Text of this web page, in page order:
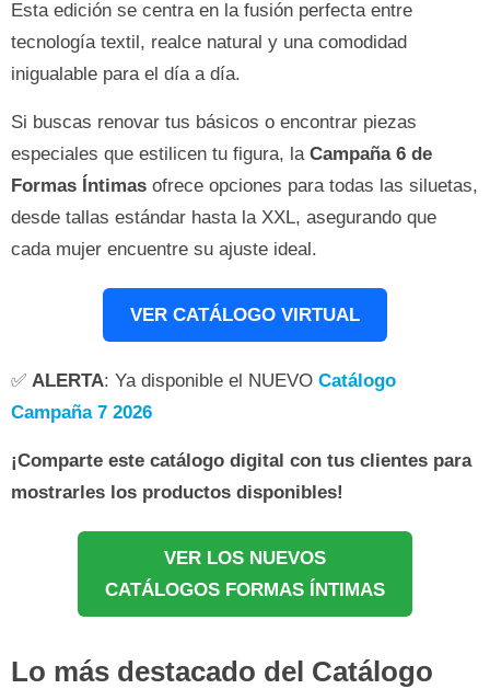
Esta edición se centra en la fusión perfecta entre
tecnología textil, realce natural y una comodidad
inigualable para el día a día.
Si buscas renovar tus básicos o encontrar piezas
especiales que estilicen tu figura, la Campaña 6 de
Formas Íntimas ofrece opciones para todas las siluetas,
desde tallas estándar hasta la XXL, asegurando que
cada mujer encuentre su ajuste ideal.
VER CATÁLOGO VIRTUAL
✅ ALERTA: Ya disponible el NUEVO Catálogo
Campaña 7 2026
¡Comparte este catálogo digital con tus clientes para
mostrarles los productos disponibles!
VER LOS NUEVOS
CATÁLOGOS FORMAS ÍNTIMAS
Lo más destacado del Catálogo